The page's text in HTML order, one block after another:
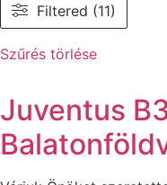
Filtered (11)
Szűrés törlése
Juventus